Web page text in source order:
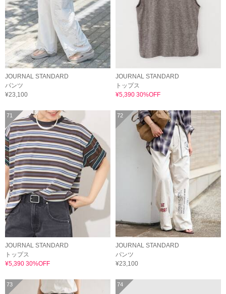
JOURNAL STANDARD
パンツ
¥23,100
JOURNAL STANDARD
トップス
¥5,390 30%OFF
71
JOURNAL STANDARD
トップス
¥5,390 30%OFF
72
JOURNAL STANDARD
パンツ
¥23,100
73 74